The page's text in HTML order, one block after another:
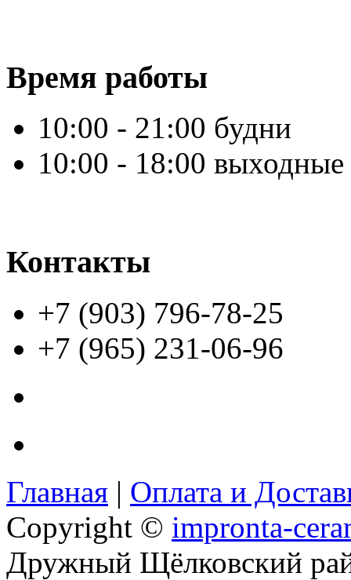
Время работы
10:00 - 21:00 будни
10:00 - 18:00 выходные
Контакты
+7 (903) 796-78-25
+7 (965) 231-06-96
Главная | Оплата и
Copyright © impronta-
Дружный Щёлковский